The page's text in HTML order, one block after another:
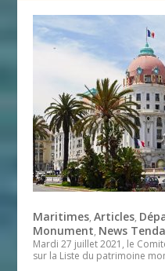
Maritimes,Articles,
Monument, News
Mardi 27 juillet 2021, le
sur la Liste du patrimoine